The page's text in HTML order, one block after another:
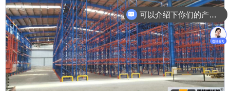
可以介绍下你们的产品么？